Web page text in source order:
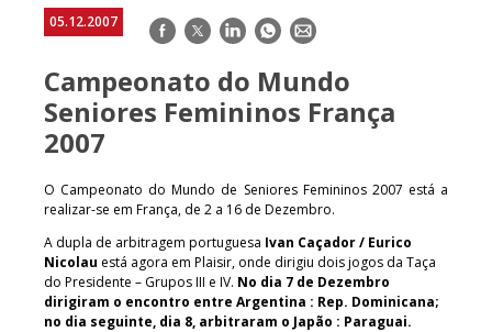
05.12.2007 Facebook
TwitterLinkedInWhatsApp
E-
Campeonato do Mundo
Seniores Femininos França
2007
O Campeonato do Mundo de Seniores Femininos 2007 está a
realizar-se em França, de 2 a 16 de Dezembro.
A dupla de arbitragem portuguesa Ivan Caçador / Eurico
Nicolau está agora em Plaisir, onde dirigiu dois jogos da Taça
do Presidente – Grupos III e IV. No dia 7 de Dezembro
dirigiram o encontro entre Argentina : Rep. Dominicana;
no dia seguinte, dia 8, arbitraram o Japão : Paraguai.